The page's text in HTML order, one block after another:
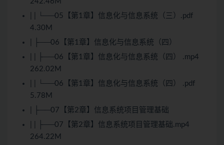
| | └──05【第1章】信息化与信息系统（三）.pdf
4.30M
| ├──06【第1章】信息化与信息系统（四）
| | ├──06【第1章】信息化与信息系统（四） .mp4
262.02M
| | └──06【第1章】信息化与信息系统（四） .pdf
5.78M
| ├──07【第2章】信息系统项目管理基础
| | ├──07【第2章】信息系统项目管理基础.mp4
264.22M